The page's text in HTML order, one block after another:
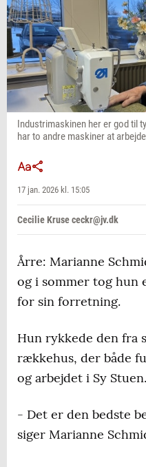
Industrimaskinen her er god til
har to andre maskiner at
17 jan. 2026 kl. 15:05
Cecilie Kruse ceckr@jv.dk
Årre: Marianne
og i sommer tog hun
for sin forretning.
Hun rykkede den fra
rækkehus, der både
og arbejdet i Sy Stuen.
- Det er den bedste
siger Marianne